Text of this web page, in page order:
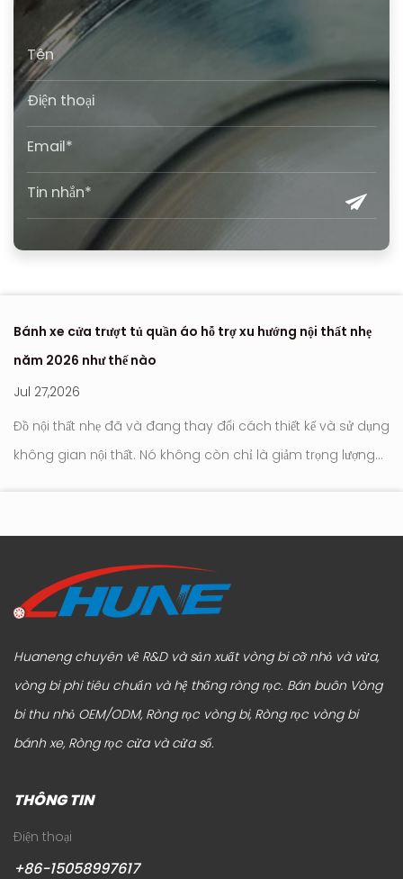
Bánh xe cửa trượt tủ quần áo hỗ trợ xu hướng nội thất nhẹ
năm 2026 như thế nào
Jul 27,2026
Đồ nội thất nhẹ đã và đang thay đổi cách thiết kế và sử dụng
không gian nội thất. Nó không còn chỉ là giảm trọng lượng
Huaneng chuyên về R&D và sản xuất vòng bi cỡ nhỏ và vừa,
vòng bi phi tiêu chuẩn và hệ thống ròng rọc. Bán buôn Vòng
bi thu nhỏ OEM/ODM, Ròng rọc vòng bi, Ròng rọc vòng bi
bánh xe, Ròng rọc cửa và cửa sổ.
THÔNG TIN
Điện thoại
+86-15058997617